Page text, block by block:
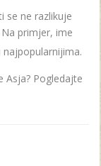
se ne razlikuje
primjer, ime
Asja? Pogledajte